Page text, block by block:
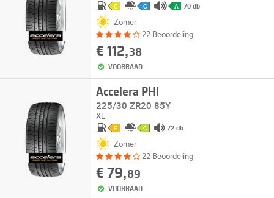
C C A 70 db
Zomer
22 Beoordeling
€ 112,38
VOORRAAD
Accelera PHI
225/30 ZR20 85Y
XL
E C 72 db
Zomer
22 Beoordeling
€ 79,89
VOORRAAD